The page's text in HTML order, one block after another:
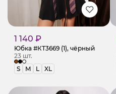
1 140 ₽
Юбка #КТ3669 (1), чёрный
23 шт.
S
M L XL